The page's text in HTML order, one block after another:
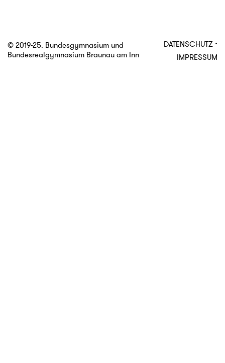
DATENSCHUTZ·
IMPRESSUM
© 2019-25. Bundesgymnasium und
Bundesrealgymnasium Braunau am Inn